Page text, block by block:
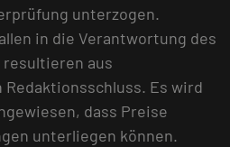
unterzogen.
in die Verantwortung des
aus
Es wird
dass Preise
unterliegen können.